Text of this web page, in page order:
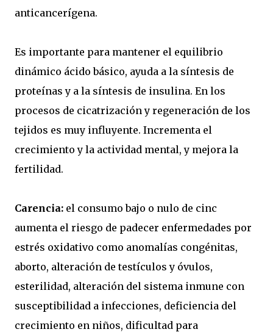
anticancerígena.
Es importante para mantener el equilibrio
dinámico ácido básico, ayuda a la síntesis de
proteínas y a la síntesis de insulina. En los
procesos de cicatrización y regeneración de los
tejidos es muy influyente. Incrementa el
crecimiento y la actividad mental, y mejora la
fertilidad.
Carencia: el consumo bajo o nulo de cinc
aumenta el riesgo de padecer enfermedades por
estrés oxidativo como anomalías congénitas,
aborto, alteración de testículos y óvulos,
esterilidad, alteración del sistema inmune con
susceptibilidad a infecciones, deficiencia del
crecimiento en niños, dificultad para